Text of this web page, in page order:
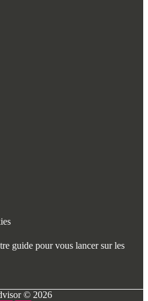
guide pour vous lancer sur les
© 2026